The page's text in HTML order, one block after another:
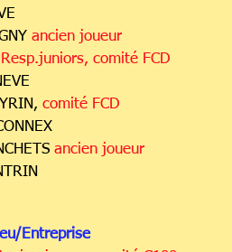
ancien joueur
Resp.juniors, comité FCD
comité FCD
ancien joueur
Entreprise